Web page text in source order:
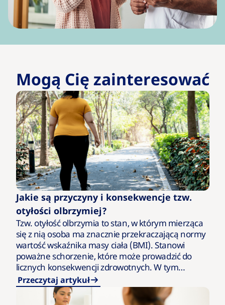
Mogą Cię zainteresować
Jakie są przyczyny i konsekwencje tzw.
otyłości olbrzymiej?
Tzw. otyłość olbrzymia to stan, w którym mierząca
się z nią osoba ma znacznie przekraczającą normy
wartość wskaźnika masy ciała (BMI). Stanowi
poważne schorzenie, które może prowadzić do
licznych konsekwencji zdrowotnych. W tym
artykule przyjrzymy się głównym przyczynom…
Przeczytaj artykuł